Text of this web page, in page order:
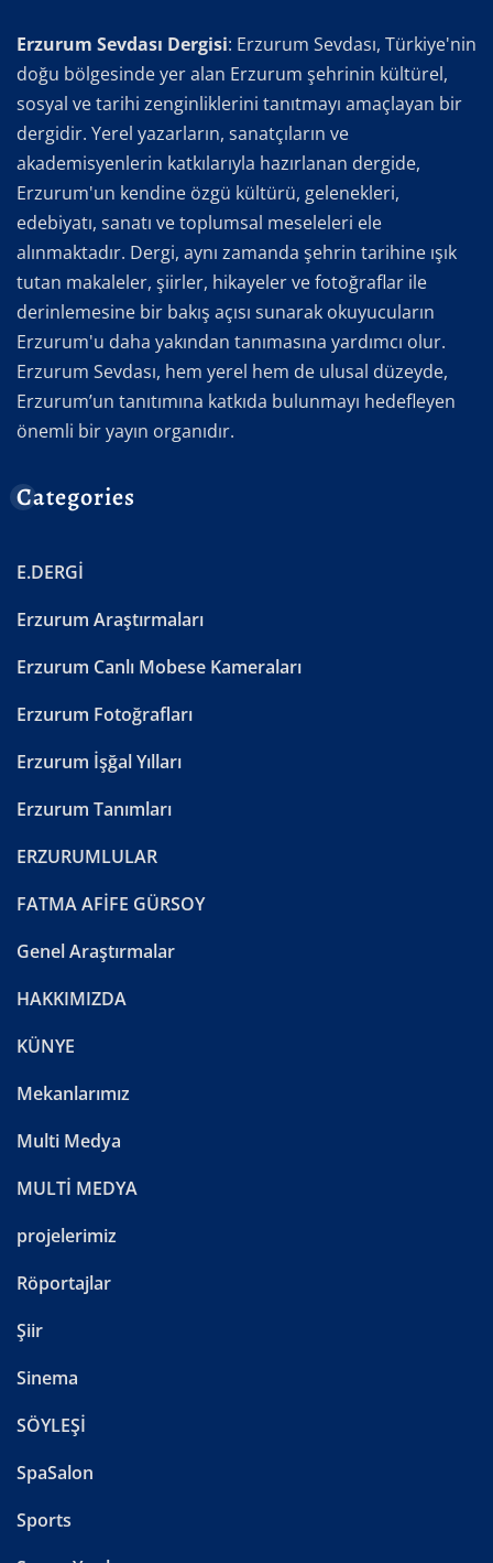
Erzurum Sevdası Dergisi: Erzurum Sevdası, Türkiye'nin
doğu bölgesinde yer alan Erzurum şehrinin kültürel,
sosyal ve tarihi zenginliklerini tanıtmayı amaçlayan bir
dergidir. Yerel yazarların, sanatçıların ve
akademisyenlerin katkılarıyla hazırlanan dergide,
Erzurum'un kendine özgü kültürü, gelenekleri,
edebiyatı, sanatı ve toplumsal meseleleri ele
alınmaktadır. Dergi, aynı zamanda şehrin tarihine ışık
tutan makaleler, şiirler, hikayeler ve fotoğraflar ile
derinlemesine bir bakış açısı sunarak okuyucuların
Erzurum'u daha yakından tanımasına yardımcı olur.
Erzurum Sevdası, hem yerel hem de ulusal düzeyde,
Erzurum’un tanıtımına katkıda bulunmayı hedefleyen
önemli bir yayın organıdır.
Categories
E.DERGİ
Erzurum Araştırmaları
Erzurum Canlı Mobese Kameraları
Erzurum Fotoğrafları
Erzurum İşğal Yılları
Erzurum Tanımları
ERZURUMLULAR
FATMA AFİFE GÜRSOY
Genel Araştırmalar
HAKKIMIZDA
KÜNYE
Mekanlarımız
Multi Medya
MULTİ MEDYA
projelerimiz
Röportajlar
Şiir
Sinema
SÖYLEŞİ
SpaSalon
Sports